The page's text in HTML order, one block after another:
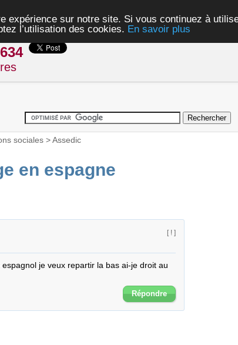
expérience sur notre site. Si vous continuez à
l’utilisation des cookies. En savoir plus
sociales>Assedic
en espagne
[ ! ]
je veux repartir la bas ai-je droit au
Répondre